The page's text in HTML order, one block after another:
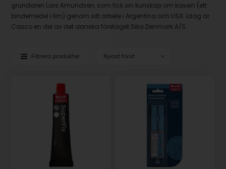
grundaren Lars Amundsen, som fick sin kunskap om kasein (ett
bindemedel i lim) genom sitt arbete i Argentina och USA. Idag är
Casco en del av det danska företaget Sika Denmark A/S.
Filtrera produkter